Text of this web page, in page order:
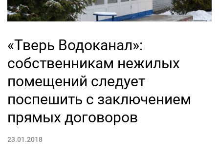
«Тверь Водоканал»:
собственникам нежилых
помещений следует
поспешить с заключением
прямых договоров
23.01.2018